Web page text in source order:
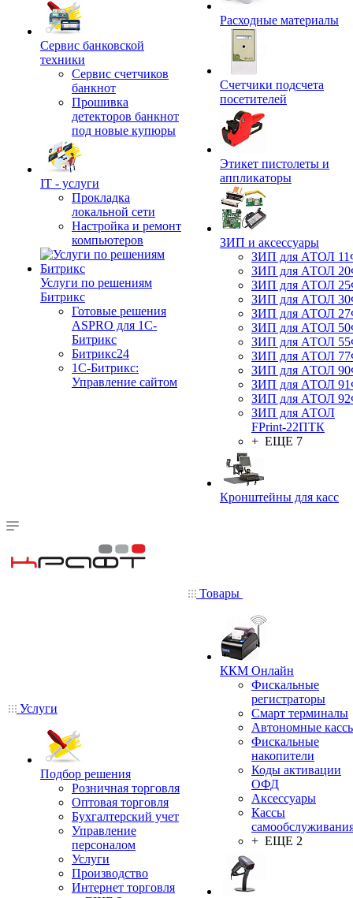
Сервис банковской
техники
Сервис счетчиков
банкнот
Прошивка
детекторов банкнот
под новые купюры
IT - услуги
Прокладка
локальной сети
Настройка и ремонт
компьютеров
Услуги по решениям
Битрикс
Готовые решения
ASPRO для 1С-
Битрикс
Битрикс24
1С-Битрикс:
Управление сайтом
Расходные материалы
Счетчики подсчета
посетителей
Этикет пистолеты и
аппликаторы
ЗИП и аксессуары
ЗИП для АТОЛ
ЗИП для АТОЛ
ЗИП для АТОЛ
ЗИП для АТОЛ
ЗИП для АТОЛ
ЗИП для АТОЛ
ЗИП для АТОЛ
ЗИП для АТОЛ
ЗИП для АТОЛ
ЗИП для АТОЛ
ЗИП для АТОЛ
ЗИП для АТОЛ
FPrint-22ПТК
+ ЕЩЕ 7
Кронштейны для касс
Услуги
Подбор решения
Розничная торговля
Оптовая торговля
Бухгалтерский учет
Управление
персоналом
Услуги
Производство
Интернет торговля
Товары
ККМ Онлайн
Фискальные
регистраторы
Смарт терминалы
Автономные
Фискальные
накопители
Коды активации
ОФД
Аксессуары
Кассы
+ ЕЩЕ 2